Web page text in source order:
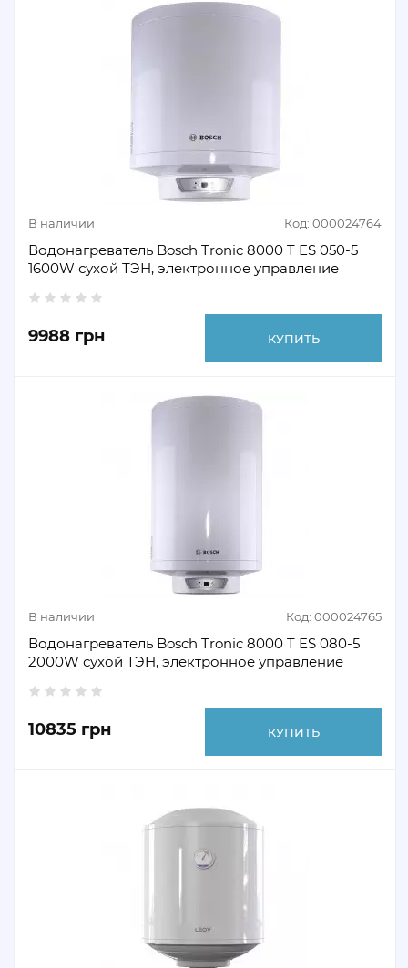
В наличии Код: 000024764
Водонагреватель Bosch Tronic 8000 T ES 050-5
1600W сухой ТЭН, электронное управление
9988 грн КУПИТЬ
В наличии Код: 000024765
Водонагреватель Bosch Tronic 8000 T ES 080-5
2000W сухой ТЭН, электронное управление
10835 грн КУПИТЬ